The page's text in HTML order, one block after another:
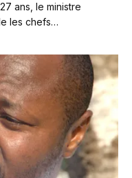
ans, le ministre
les chefs…